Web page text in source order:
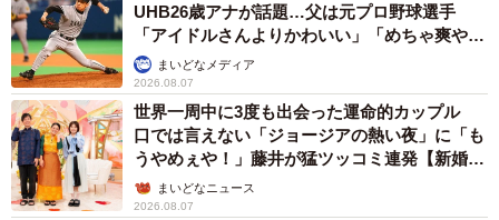
UHB26歳アナが話題…父は元プロ野球選手
「アイドルさんよりかわいい」「めちゃ爽や
か」まいどなメディア
2026.08.07
世界一周中に3度も出会った運命的カップル
口では言えない「ジョージアの熱い夜」に「も
うやめぇや！」藤井が猛ツッコミ連発【新婚さ
ん】まいどなニュース
2026.08.07